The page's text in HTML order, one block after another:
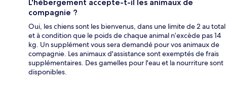
L'hébergement accepte-t-il les animaux de
compagnie ?
Oui, les chiens sont les bienvenus, dans une limite de 2 au total
et à condition que le poids de chaque animal n’excède pas 14
kg. Un supplément vous sera demandé pour vos animaux de
compagnie. Les animaux d'assistance sont exemptés de frais
supplémentaires. Des gamelles pour l'eau et la nourriture sont
disponibles.